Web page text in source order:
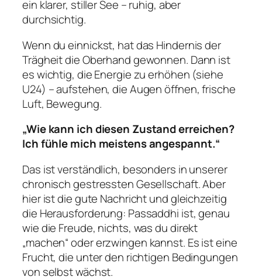
ein klarer, stiller See – ruhig, aber
durchsichtig.
Wenn du einnickst, hat das Hindernis der
Trägheit die Oberhand gewonnen. Dann ist
es wichtig, die Energie zu erhöhen (siehe
U24) – aufstehen, die Augen öffnen, frische
Luft, Bewegung.
„Wie kann ich diesen Zustand erreichen?
Ich fühle mich meistens angespannt.“
Das ist verständlich, besonders in unserer
chronisch gestressten Gesellschaft. Aber
hier ist die gute Nachricht und gleichzeitig
die Herausforderung: Passaddhi ist, genau
wie die Freude, nichts, was du direkt
„machen“ oder erzwingen kannst. Es ist eine
Frucht, die unter den richtigen Bedingungen
von selbst wächst.